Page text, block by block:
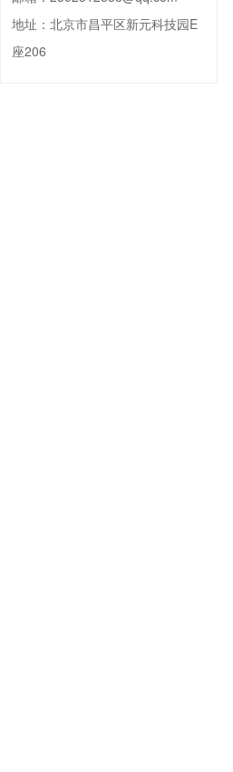
地址： 北京市昌平区新元科技园E
座206